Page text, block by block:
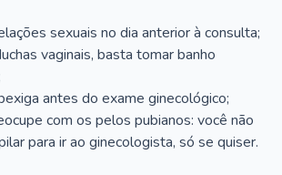
sexuais no dia anterior à consulta;
vaginais, basta tomar banho
antes do exame ginecológico;
com os pelos pubianos: você não
para ir ao ginecologista, só se quiser.